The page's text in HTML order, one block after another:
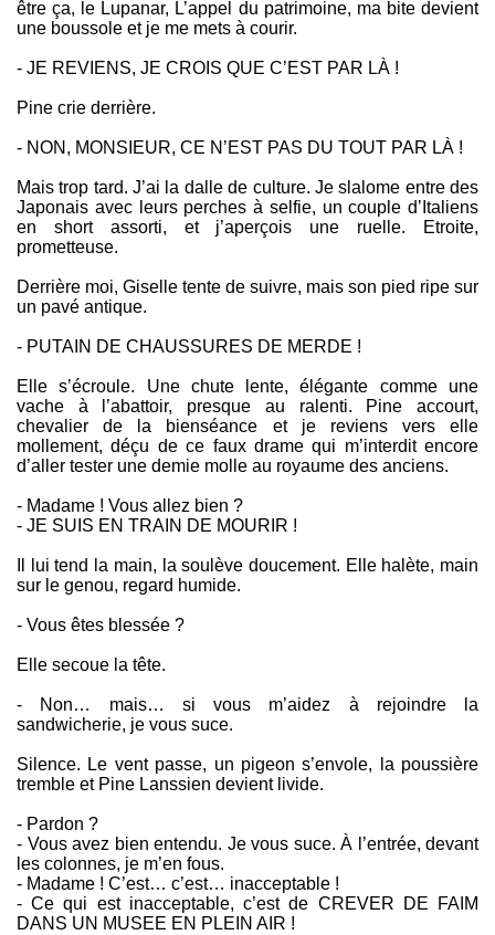
être ça, le Lupanar, L’appel du patrimoine, ma bite devient
une boussole et je me mets à courir.
- JE REVIENS, JE CROIS QUE C’EST PAR LÀ !
Pine crie derrière.
- NON, MONSIEUR, CE N’EST PAS DU TOUT PAR LÀ !
Mais trop tard. J’ai la dalle de culture. Je slalome entre des
Japonais avec leurs perches à selfie, un couple d’Italiens
en short assorti, et j’aperçois une ruelle. Etroite,
prometteuse.
Derrière moi, Giselle tente de suivre, mais son pied ripe sur
un pavé antique.
- PUTAIN DE CHAUSSURES DE MERDE !
Elle s’écroule. Une chute lente, élégante comme une
vache à l’abattoir, presque au ralenti. Pine accourt,
chevalier de la bienséance et je reviens vers elle
mollement, déçu de ce faux drame qui m’interdit encore
d’aller tester une demie molle au royaume des anciens.
- Madame ! Vous allez bien ?
- JE SUIS EN TRAIN DE MOURIR !
Il lui tend la main, la soulève doucement. Elle halète, main
sur le genou, regard humide.
- Vous êtes blessée ?
Elle secoue la tête.
- Non… mais… si vous m’aidez à rejoindre la
sandwicherie, je vous suce.
Silence. Le vent passe, un pigeon s’envole, la poussière
tremble et Pine Lanssien devient livide.
- Pardon ?
- Vous avez bien entendu. Je vous suce. À l’entrée, devant
les colonnes, je m’en fous.
- Madame ! C’est… c’est… inacceptable !
- Ce qui est inacceptable, c’est de CREVER DE FAIM
DANS UN MUSEE EN PLEIN AIR !